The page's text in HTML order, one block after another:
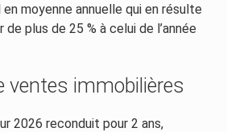
moyenne annuelle qui en résulte
plus de 25 % à celui de l’année
ventes immobilières
2026 reconduit pour 2 ans,